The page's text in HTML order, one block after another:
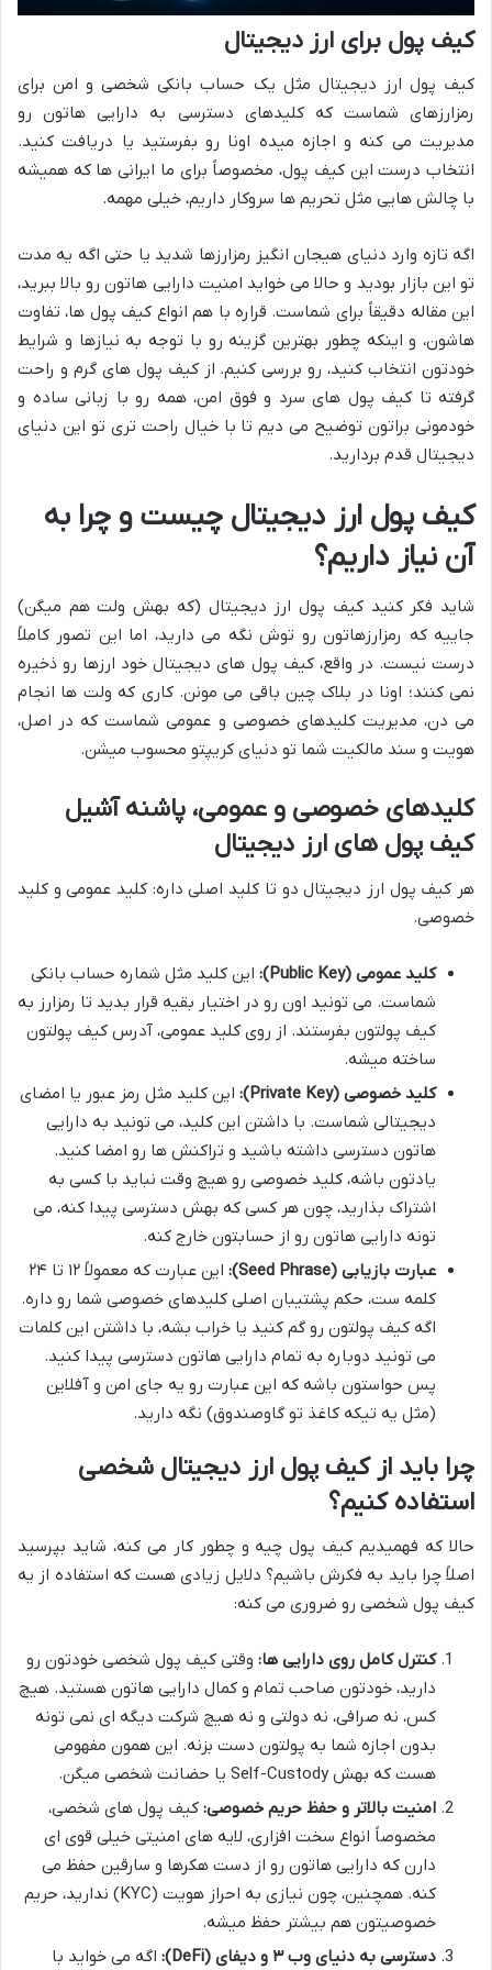
کیف پول برای ارز دیجیتال
کیف پول ارز دیجیتال مثل یک حساب بانکی شخصی و امن برای
رمزارزهای شماست که کلیدهای دسترسی به دارایی هاتون رو
مدیریت می کنه و اجازه میده اونا رو بفرستید یا دریافت کنید.
انتخاب درست این کیف پول، مخصوصاً برای ما ایرانی ها که همیشه
با چالش هایی مثل تحریم ها سروکار داریم، خیلی مهمه.
اگه تازه وارد دنیای هیجان انگیز رمزارزها شدید یا حتی اگه یه مدت
تو این بازار بودید و حالا می خواید امنیت دارایی هاتون رو بالا ببرید،
این مقاله دقیقاً برای شماست. قراره با هم انواع کیف پول ها، تفاوت
هاشون، و اینکه چطور بهترین گزینه رو با توجه به نیازها و شرایط
خودتون انتخاب کنید، رو بررسی کنیم. از کیف پول های گرم و راحت
گرفته تا کیف پول های سرد و فوق امن، همه رو با زبانی ساده و
خودمونی براتون توضیح می دیم تا با خیال راحت تری تو این دنیای
دیجیتال قدم بردارید.
کیف پول ارز دیجیتال چیست و چرا به
آن نیاز داریم؟
شاید فکر کنید کیف پول ارز دیجیتال (که بهش ولت هم میگن)
جاییه که رمزارزهاتون رو توش نگه می دارید، اما این تصور کاملاً
درست نیست. در واقع، کیف پول های دیجیتال خود ارزها رو ذخیره
نمی کنند؛ اونا در بلاک چین باقی می مونن. کاری که ولت ها انجام
می دن، مدیریت کلیدهای خصوصی و عمومی شماست که در اصل،
هویت و سند مالکیت شما تو دنیای کریپتو محسوب میشن.
کلیدهای خصوصی و عمومی، پاشنه آشیل
کیف پول های ارز دیجیتال
هر کیف پول ارز دیجیتال دو تا کلید اصلی داره: کلید عمومی و کلید
خصوصی.
کلید عمومی (Public Key):
این کلید مثل شماره حساب بانکی
شماست. می تونید اون رو در اختیار بقیه قرار بدید تا رمزارز به
کیف پولتون بفرستند. از روی کلید عمومی، آدرس کیف پولتون
ساخته میشه.
کلید خصوصی (Private Key):
این کلید مثل رمز عبور یا امضای
دیجیتالی شماست. با داشتن این کلید، می تونید به دارایی
هاتون دسترسی داشته باشید و تراکنش ها رو امضا کنید.
یادتون باشه، کلید خصوصی رو هیچ وقت نباید با کسی به
اشتراک بذارید، چون هر کسی که بهش دسترسی پیدا کنه، می
تونه دارایی هاتون رو از حسابتون خارج کنه.
عبارت بازیابی (Seed Phrase):
این عبارت که معمولاً ۱۲ تا ۲۴
کلمه ست، حکم پشتیبان اصلی کلیدهای خصوصی شما رو داره.
اگه کیف پولتون رو گم کنید یا خراب بشه، با داشتن این کلمات
می تونید دوباره به تمام دارایی هاتون دسترسی پیدا کنید.
پس حواستون باشه که این عبارت رو یه جای امن و آفلاین
(مثل یه تیکه کاغذ تو گاوصندوق) نگه دارید.
چرا باید از کیف پول ارز دیجیتال شخصی
استفاده کنیم؟
حالا که فهمیدیم کیف پول چیه و چطور کار می کنه، شاید بپرسید
اصلاً چرا باید به فکرش باشیم؟ دلایل زیادی هست که استفاده از یه
کیف پول شخصی رو ضروری می کنه:
کنترل کامل روی دارایی ها: وقتی کیف پول شخصی خودتون رو
دارید، خودتون صاحب تمام و کمال دارایی هاتون هستید. هیچ
کس، نه صرافی، نه دولتی و نه هیچ شرکت دیگه ای نمی تونه
بدون اجازه شما به پولتون دست بزنه. این همون مفهومی
هست که بهش Self-Custody یا حضانت شخصی میگن.
امنیت بالاتر و حفظ حریم خصوصی: کیف پول های شخصی،
مخصوصاً انواع سخت افزاری، لایه های امنیتی خیلی قوی ای
دارن که دارایی هاتون رو از دست هکرها و سارقین حفظ می
کنه. همچنین، چون نیازی به احراز هویت (KYC) ندارید، حریم
خصوصیتون هم بیشتر حفظ میشه.
دسترسی به دنیای وب ۳ و دیفای (DeFi):
اگه می خواید با